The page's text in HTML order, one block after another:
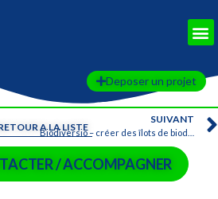
Deposer un projet
A LA LISTE
SUIVANT
/ ACCOMPAGNER